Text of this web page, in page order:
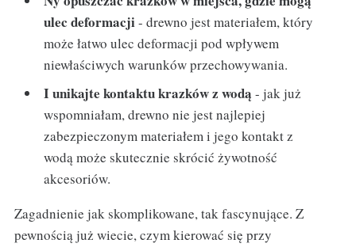
ulec deformacji- drewno jest materiałem, który
może łatwo ulec deformacji pod wpływem
niewłaściwych warunków przechowywania.
I unikajte kontaktu krazków z wodą - jak już
wspomniałam, drewno nie jest najlepiej
zabezpieczonym materiałem i jego kontakt z
wodą może skutecznie skrócić żywotność
akcesoriów.
Zagadnienie jak skomplikowane, tak fascynujące. Z
pewnością już wiecie, czym kierować się przy